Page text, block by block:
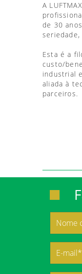
A
de 30
Esta é a
custo/
industrial
aliada à
parceiros.